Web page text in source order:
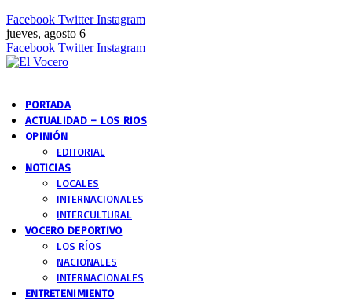
Facebook Twitter Instagram
jueves, agosto 6
Facebook Twitter Instagram
PORTADA
ACTUALIDAD – LOS RIOS
OPINIÓN
EDITORIAL
NOTICIAS
LOCALES
INTERNACIONALES
INTERCULTURAL
VOCERO DEPORTIVO
LOS RÍOS
NACIONALES
INTERNACIONALES
ENTRETENIMIENTO